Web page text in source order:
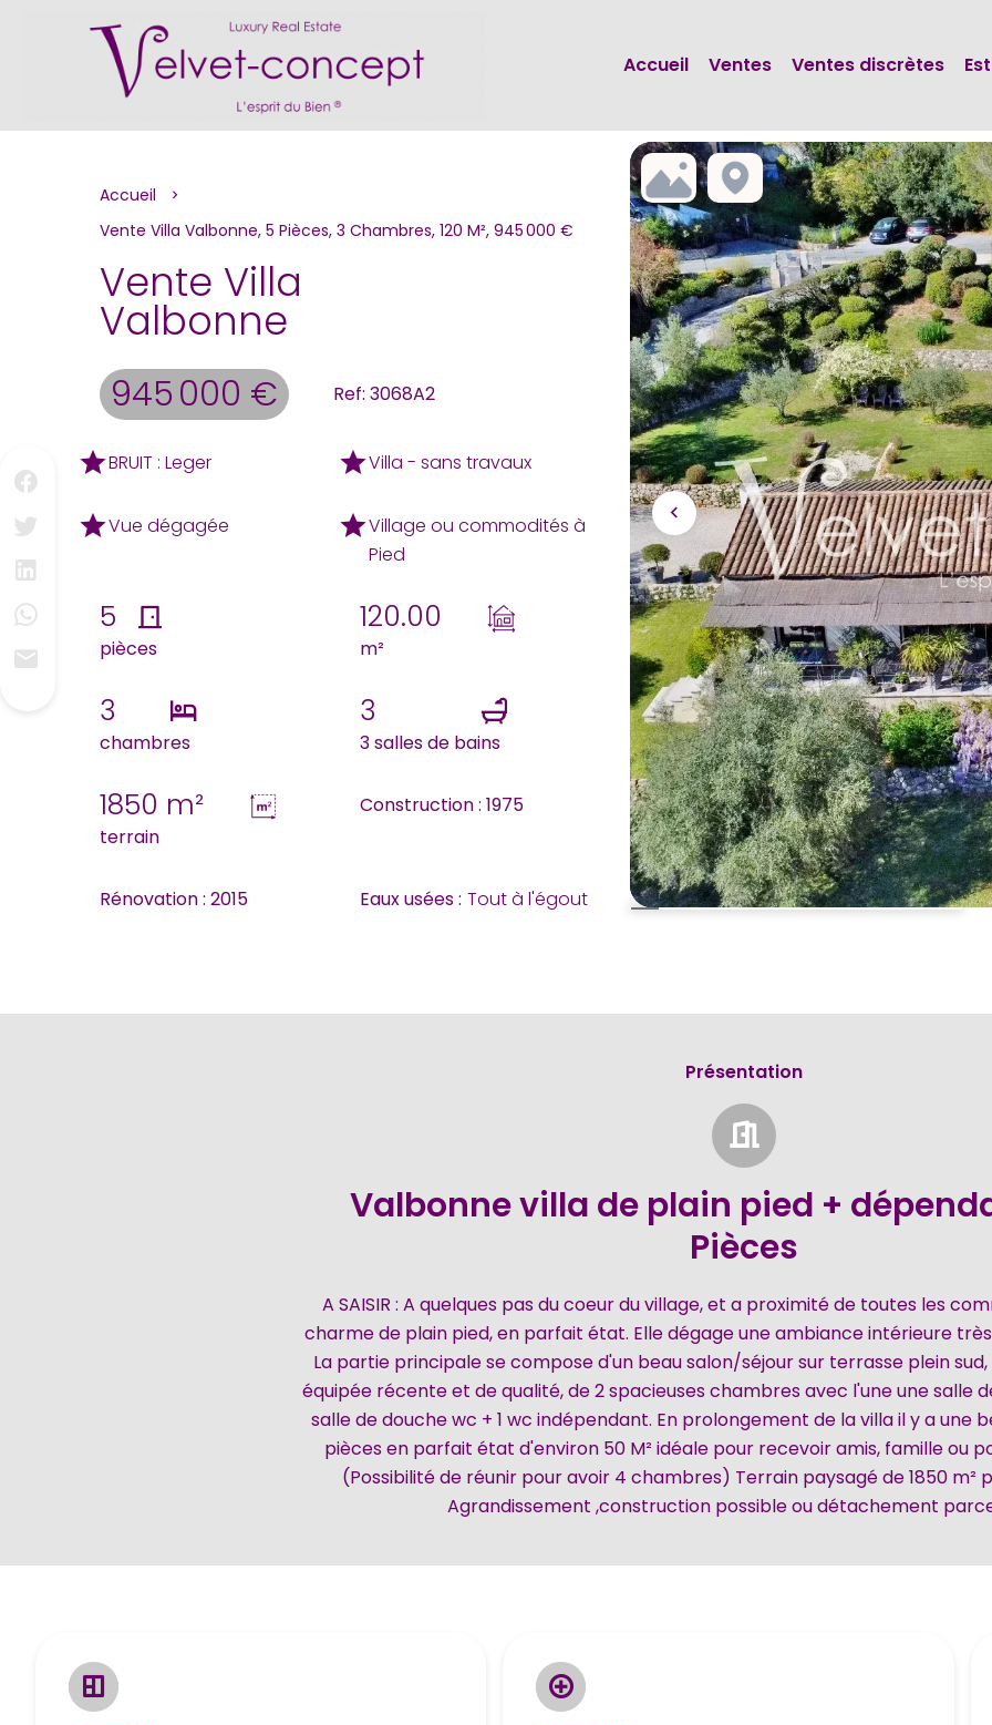
Accueil Ventes Ventes discrètes
Accueil
Vente Villa Valbonne, 5 Pièces, 3 Chambres, 120 M², 945 000 €
Vente Villa
Valbonne
945 000 € Ref: 3068A2
BRUIT : Leger Villa - sans travaux
Vue dégagée
Village ou commodités à
Pied
5
pièces
120.00
m²
3
chambres
3
3 salles de bains
1850 m²
terrain
Construction : 1975
Rénovation : 2015 Eaux usées : Tout à l'égout
Présentation
Valbonne villa de plain pied +
Pièces
A SAISIR : A quelques pas du coeur du village, et a proximité de toutes les
charme de plain pied, en parfait état. Elle dégage une ambiance intérieure
La partie principale se compose d'un beau salon/séjour sur terrasse plein sud,
équipée récente et de qualité, de 2 spacieuses chambres avec l'une une salle
salle de douche wc + 1 wc indépendant. En prolongement de la villa il y a une
pièces en parfait état d'environ 50 M² idéale pour recevoir amis, famille ou
(Possibilité de réunir pour avoir 4 chambres) Terrain paysagé de 1850 m²
Agrandissement ,construction possible ou détachement